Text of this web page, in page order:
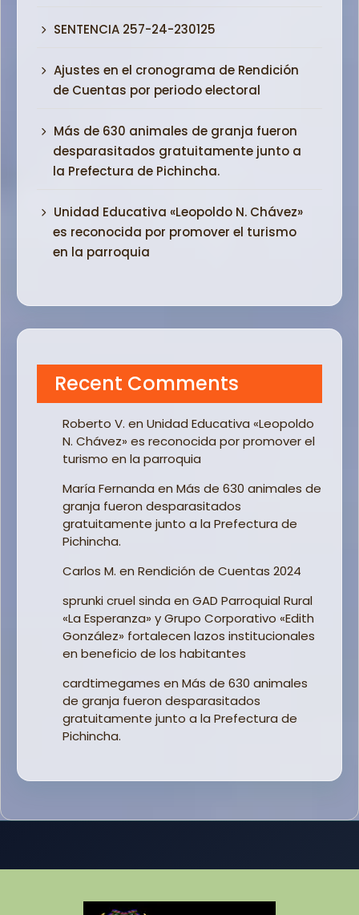
SENTENCIA 257-24-230125
Ajustes en el cronograma de Rendición
de Cuentas por periodo electoral
Más de 630 animales de granja fueron
desparasitados gratuitamente junto a
la Prefectura de Pichincha.
Unidad Educativa «Leopoldo N. Chávez»
es reconocida por promover el turismo
en la parroquia
Recent Comments
Roberto V. en Unidad Educativa «Leopoldo
N. Chávez» es reconocida por promover el
turismo en la parroquia
María Fernanda en Más de 630 animales de
granja fueron desparasitados
gratuitamente junto a la Prefectura de
Pichincha.
Carlos M. en Rendición de Cuentas 2024
sprunki cruel sinda en GAD Parroquial Rural
«La Esperanza» y Grupo Corporativo «Edith
González» fortalecen lazos institucionales
en beneficio de los habitantes
cardtimegames en Más de 630 animales
de granja fueron desparasitados
gratuitamente junto a la Prefectura de
Pichincha.